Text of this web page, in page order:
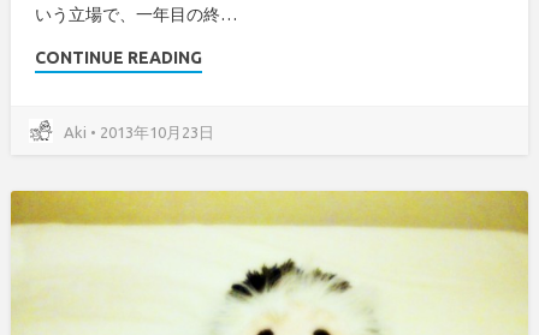
いう立場で、一年目の終…
CONTINUE READING
Aki • 2013年10月23日